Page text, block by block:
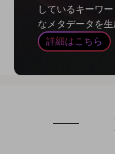
しているキーワ
なメタデータを生
詳細はこちら